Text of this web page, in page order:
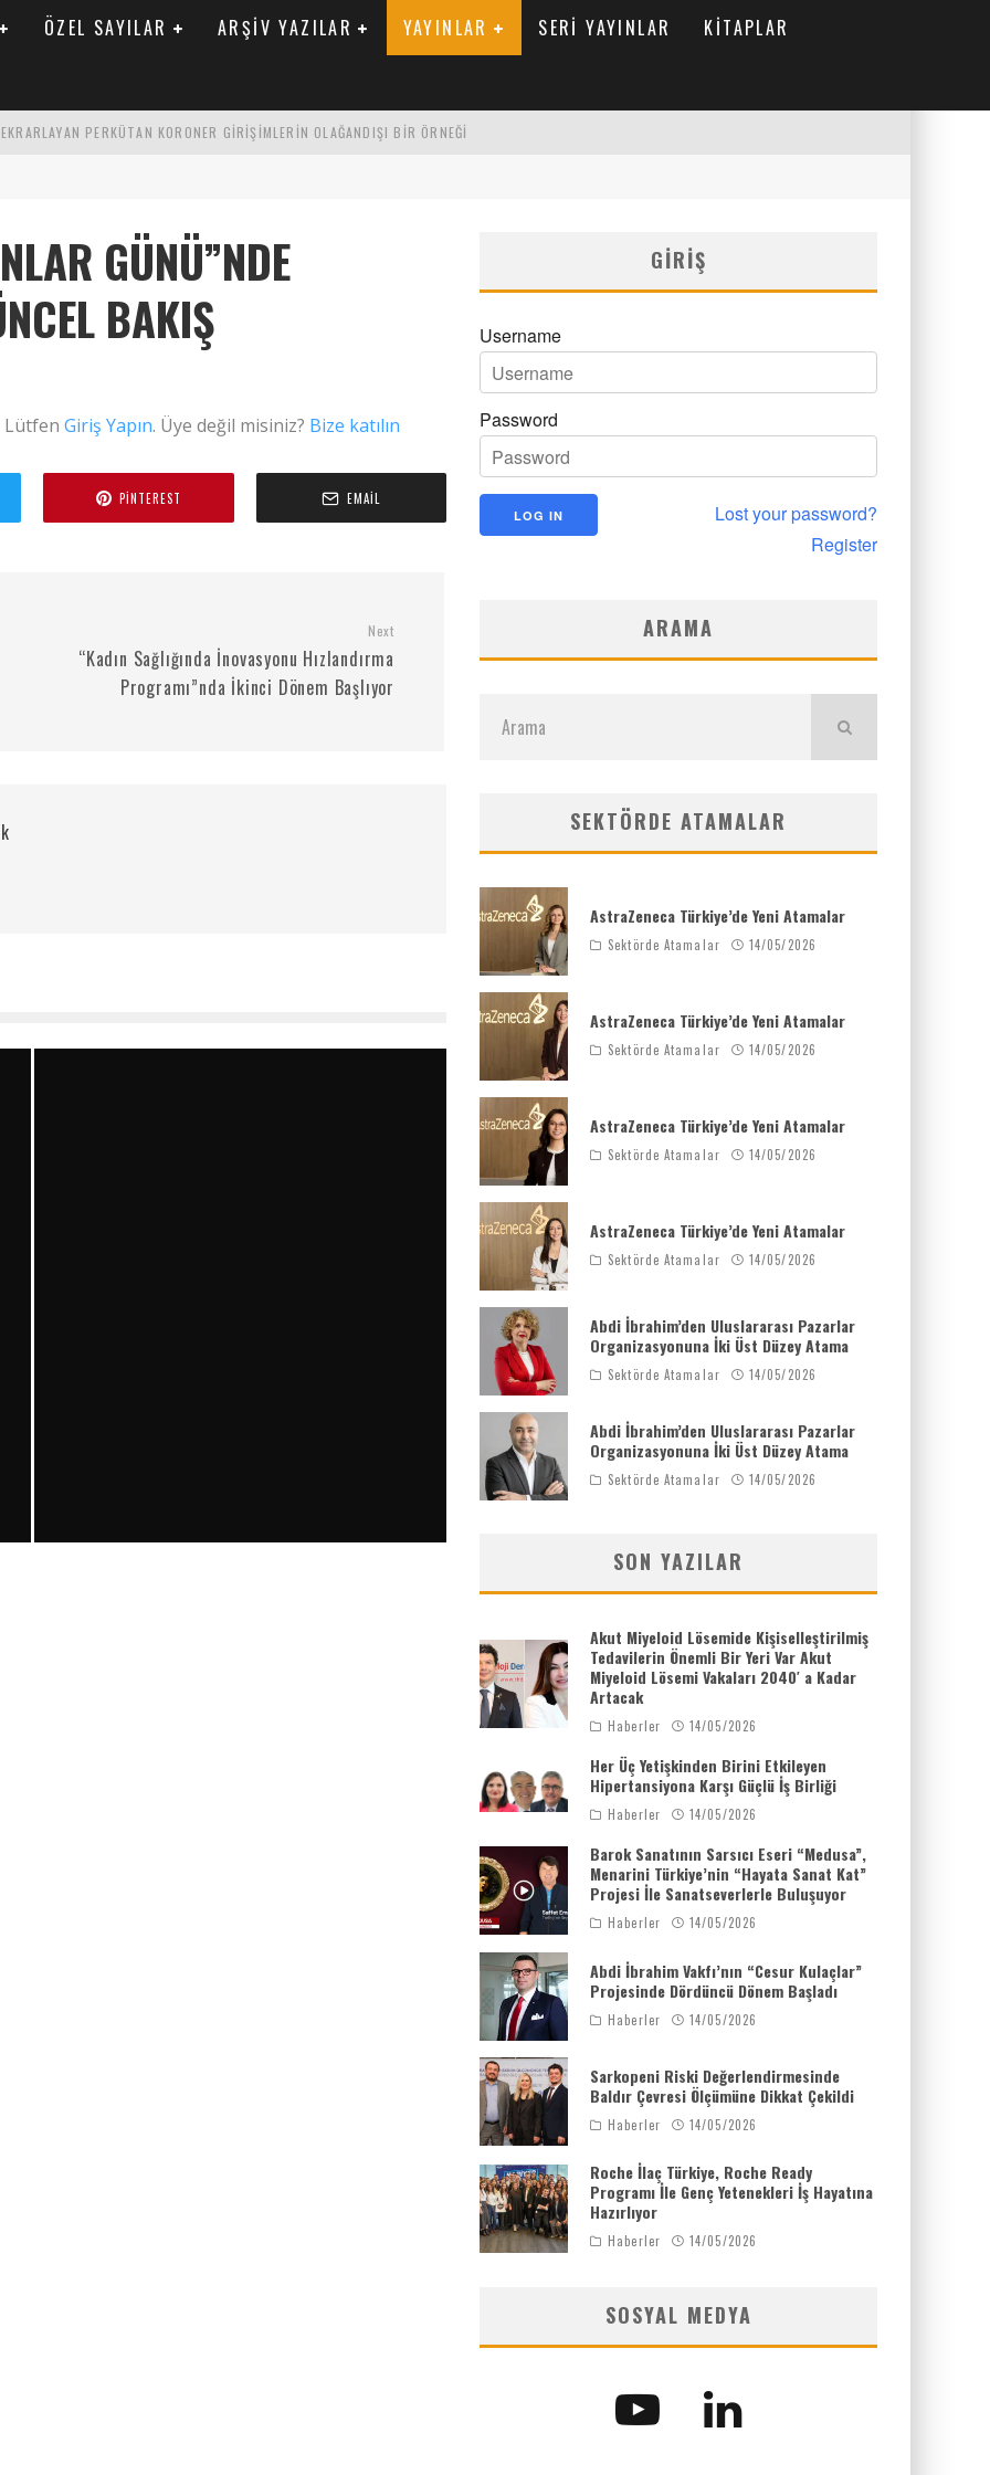
ÖZEL SAYILAR ARŞIV YAZILAR YAYINLAR SERI YAYINLAR KITAPLAR
PERKÜTAN KORONER GIRIŞIMLERIN OLAĞANDIŞI BIR ÖRNEĞI
TRIGLISERID/HDL ORANININ DEĞERLENDIRILMESI
GÜNÜ”NDE
BAKIŞ
Lütfen Giriş Yapın. Üye değil misiniz? Bize katılın
PINTEREST EMAIL
Next
“Kadın Sağlığında İnovasyonu Hızlandırma
Programı”nda İkinci Dönem Başlıyor
GIRIŞ
Username
Password
Lost your password?
Register
ARAMA
SEKTÖRDE ATAMALAR
AstraZeneca Türkiye’de Yeni Atamalar
Sektörde Atamalar 14/05/2026
AstraZeneca Türkiye’de Yeni Atamalar
Sektörde Atamalar 14/05/2026
AstraZeneca Türkiye’de Yeni Atamalar
Sektörde Atamalar 14/05/2026
AstraZeneca Türkiye’de Yeni Atamalar
Sektörde Atamalar 14/05/2026
Abdi İbrahim’den Uluslararası Pazarlar
Organizasyonuna İki Üst Düzey Atama
Sektörde Atamalar 14/05/2026
Abdi İbrahim’den Uluslararası Pazarlar
Organizasyonuna İki Üst Düzey Atama
Sektörde Atamalar 14/05/2026
SON YAZILAR
Akut Miyeloid Lösemide Kişiselleştirilmiş
Tedavilerin Önemli Bir Yeri Var Akut
Miyeloid Lösemi Vakaları 2040′ a Kadar
Artacak
Haberler 14/05/2026
Her Üç Yetişkinden Birini Etkileyen
Hipertansiyona Karşı Güçlü İş Birliği
Haberler 14/05/2026
Barok Sanatının Sarsıcı Eseri “Medusa”,
Menarini Türkiye’nin “Hayata Sanat Kat”
Projesi İle Sanatseverlerle Buluşuyor
Haberler 14/05/2026
Abdi İbrahim Vakfı’nın “Cesur Kulaçlar”
Projesinde Dördüncü Dönem Başladı
Haberler 14/05/2026
Sarkopeni Riski Değerlendirmesinde
Baldır Çevresi Ölçümüne Dikkat Çekildi
Haberler 14/05/2026
Roche İlaç Türkiye, Roche Ready
Programı İle Genç Yetenekleri İş Hayatına
Hazırlıyor
Haberler 14/05/2026
SOSYAL MEDYA